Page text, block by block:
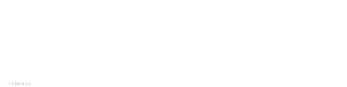
- Publicidad -